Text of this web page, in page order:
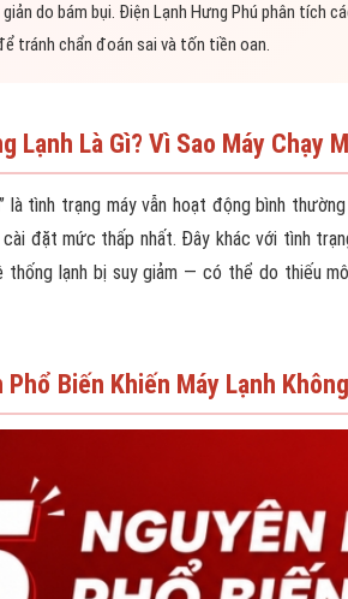
do bám bụi. Điện Lạnh Hưng Phú phân tích
tránh chẩn đoán sai và tốn tiền oan.
Lạnh Là Gì? Vì Sao Máy Chạy
là tình trạng máy vẫn hoạt động bình
đặt mức thấp nhất. Đây khác với tình
lạnh bị suy giảm — có thể do thiếu
Phổ Biến Khiến Máy Lạnh